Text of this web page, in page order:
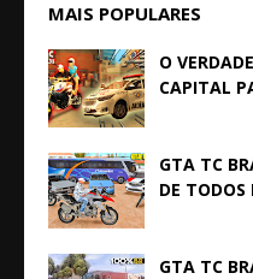
MAIS POPULARES
O
CAPITAL
GTA TC
DE TODOS
GTA TC